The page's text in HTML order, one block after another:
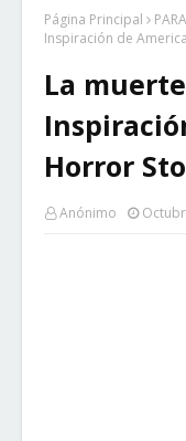
Página Principal
Inspiración de
La
Horror
Anónimo